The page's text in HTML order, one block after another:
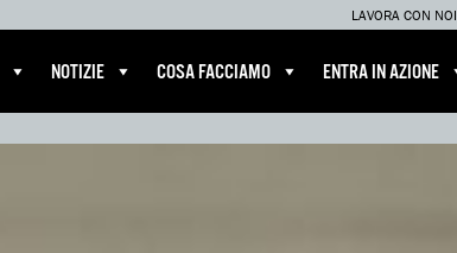
LAVORA CON NOI
NOTIZIE COSA FACCIAMO ENTRA IN AZIONE